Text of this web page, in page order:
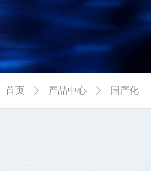
首页  产品中心  国产化